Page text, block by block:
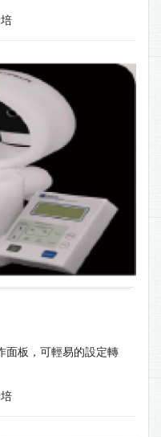
面板，可輕易的設定轉